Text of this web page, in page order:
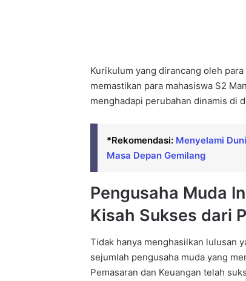
Kurikulum yang dirancang oleh
memastikan para mahasiswa S2
menghadapi perubahan dinamis di
*Rekomendasi: Menyelami
Masa Depan Gemilang
Pengusaha Muda
Kisah Sukses dari
Tidak hanya menghasilkan lulusan
sejumlah pengusaha muda yang
Pemasaran dan Keuangan telah